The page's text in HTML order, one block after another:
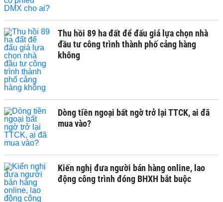
Thu hồi 89 ha đất để đấu giá lựa chọn nhà
đầu tư công trình thành phố cảng hàng
không
Dòng tiền ngoại bất ngờ trở lại TTCK, ai đã
mua vào?
Kiến nghị đưa người bán hàng online, lao
động công trình đóng BHXH bắt buộc